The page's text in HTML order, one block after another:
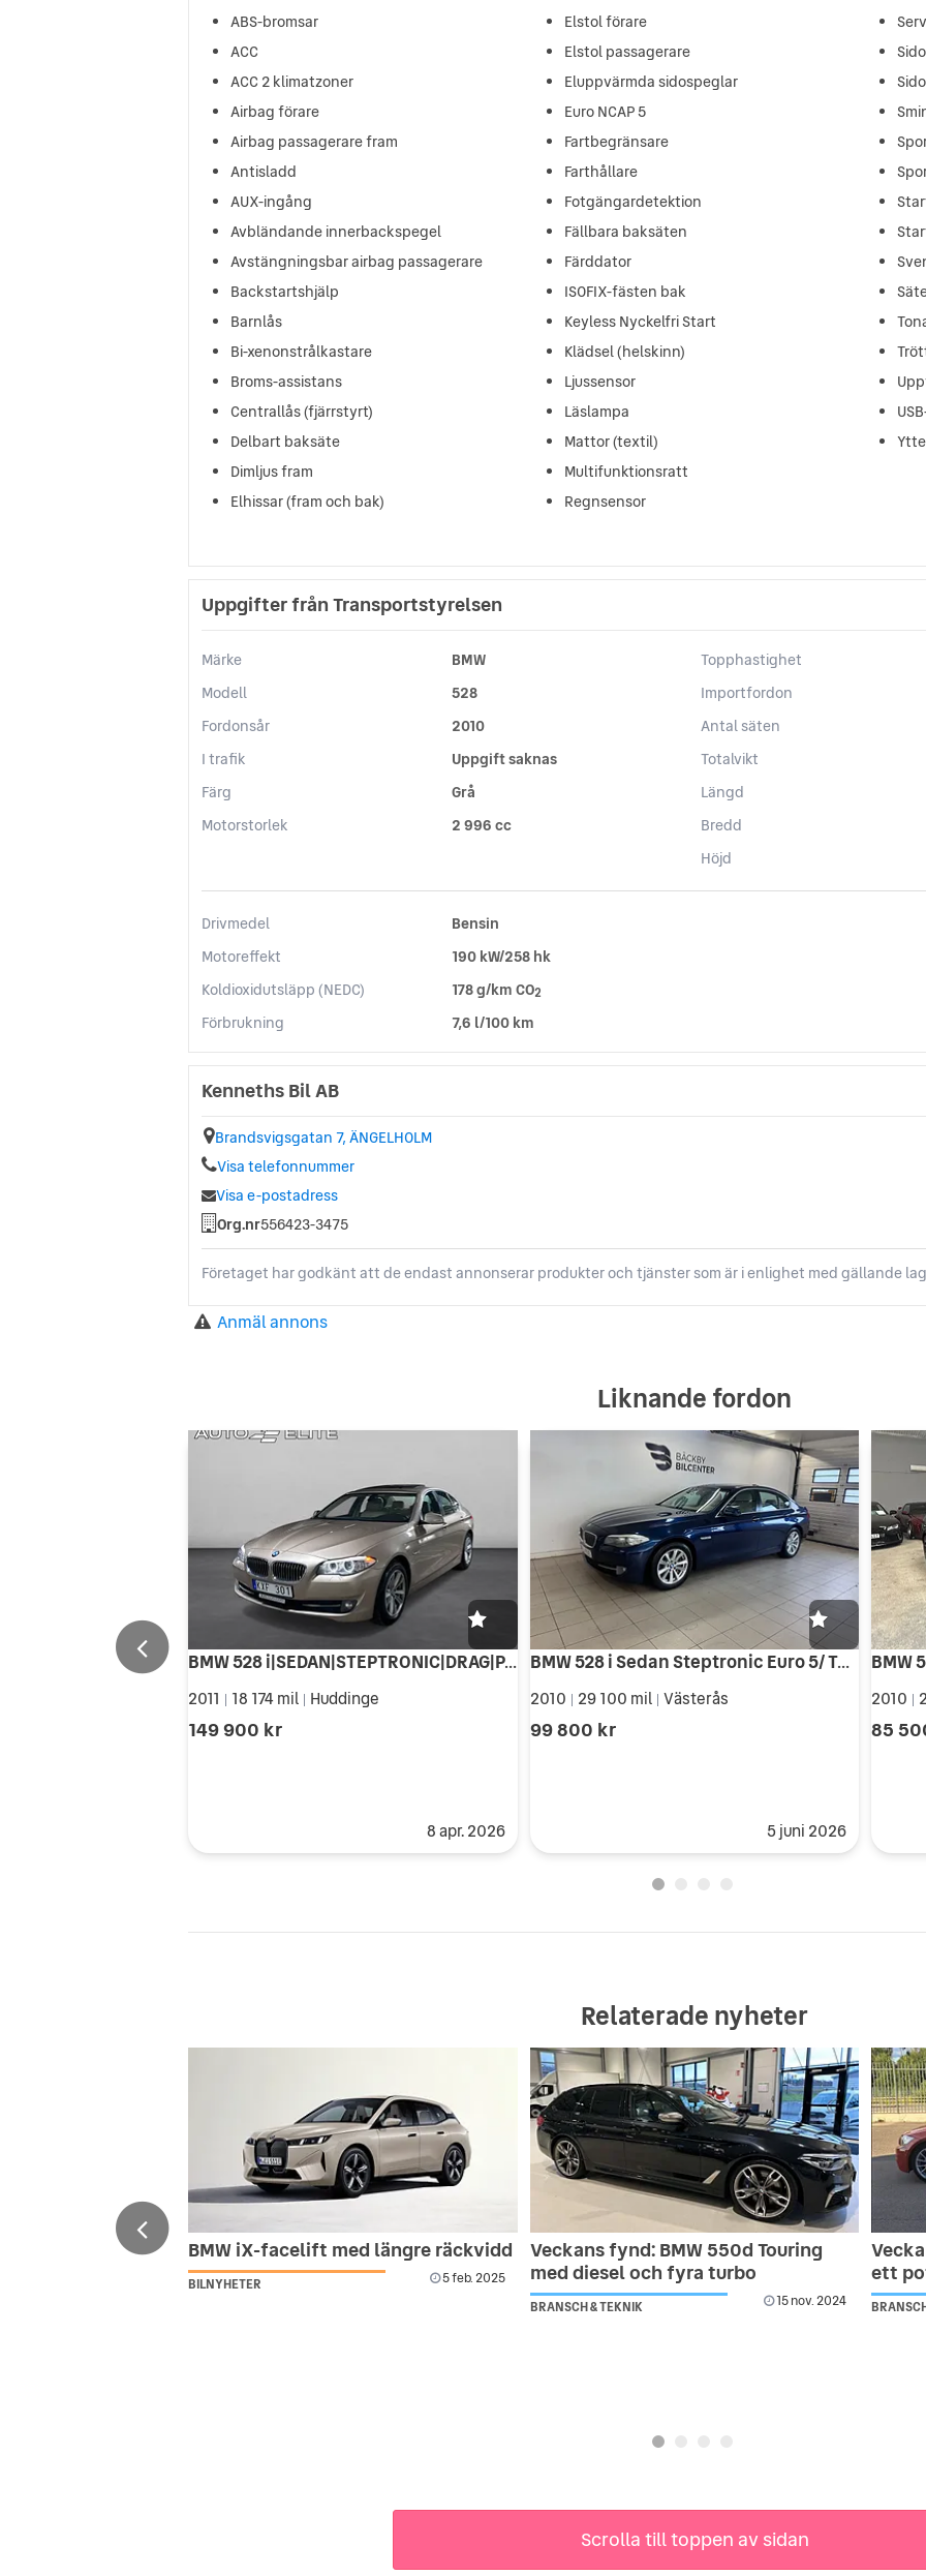
ABS-bromsar
ACC
ACC 2 klimatzoner
Airbag förare
Airbag passagerare fram
Antisladd
AUX-ingång
Avbländande innerbackspegel
Avstängningsbar airbag passagerare
Backstartshjälp
Barnlås
Bi-xenonstrålkastare
Broms-assistans
Centrallås (fjärrstyrt)
Delbart baksäte
Dimljus fram
Elhissar (fram och bak)
Elstol förare
Elstol passagerare
Eluppvärmda sidospeglar
Euro NCAP 5
Fartbegränsare
Farthållare
Fotgängardetektion
Fällbara baksäten
Färddator
ISOFIX-fästen bak
Keyless Nyckelfri Start
Klädsel (helskinn)
Ljussensor
Läslampa
Mattor (textil)
Multifunktionsratt
Regnsensor
Uppgifter från Transportstyrelsen
Märke
BMW
Modell
528
Fordonsår
2010
I trafik
Uppgift saknas
Färg
Grå
Motorstorlek
2 996 cc
Topphastighet
Importfordon
Antal säten
Totalvikt
Längd
Bredd
Höjd
Drivmedel
Bensin
Motoreffekt
190 kW/258 hk
Koldioxidutsläpp (NEDC)
178 g/km CO2
Förbrukning 7,6 l/100 km
Kenneths Bil AB
Brandsvigsgatan 7, ÄNGELHOLM
Visa telefonnummer
Visa e-postadress
Org.nr556423-3475
Företaget har godkänt att de endast annonserar produkter och tjänster som är i enlighet med gällande
Anmäl annons
Liknande fordon
BMW 528 i|SEDAN|STEPTRONIC|DRAG|P-SENS|TAKLUCKA|SKINN|PÅKOSTAD
2011 18 174 mil Huddinge
149 900 kr
8 apr. 2026
BMW 528 i Sedan Steptronic Euro 5/ Taklucka/Dragkrok/PDC
2010 | 29 100 mil | Västerås
99 800 kr
5 juni 2026
2010
85
Relaterade nyheter
BMW iX-facelift med längre räckvidd
BILNYHETER 5 feb. 2025
Veckans fynd: BMW 550d Touring
med diesel och fyra turbo
BRANSCH & TEKNIK 15 nov. 2024
ett
Scrolla till toppen av sidan